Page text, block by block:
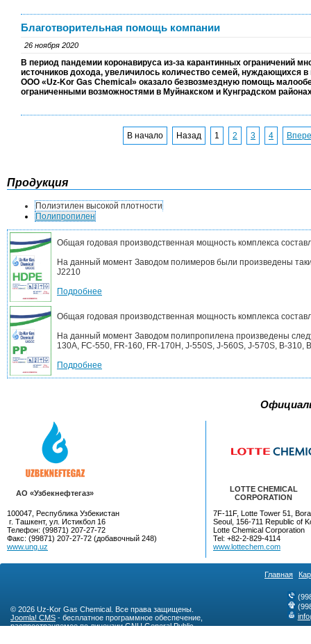
Благотворительная помощь компании
26 ноября 2020
В период пандемии коронавируса из-за карантинных ограничений
источников дохода, увеличилось количество семей, нуждающихся
ООО «Uz-Kor Gas Chemical » оказало безвозмездную помощь
ограниченными возможностями в Муйнакском и Кунградском
В начало Назад 1 2 3 4
Продукция
Полиэтилен высокой плотности
Полипропилен
Общая годовая производственная мощность комплекса
На данный момент Заводом полимеров были произведены
J2210
Подробнее
Общая годовая производственная мощность комплекса
На данный момент Заводом полипропилена произведены
130A, FC-550, FR-160, FR-170H, J-550S, J-560S, J-570S, B-
Подробнее
AO «Узбекнефтегаз»
LOTTE CHEMICAL
CORPORATION
100047, Республика Узбекистан
г. Ташкент, ул. Истикбол 16
Телефон: (99871) 207-27-72
Факс: (99871) 207-27-72 (добавочный 248)
www.ung.uz
7F-11F, Lotte Tower 51,
Seoul, 156-711 Republic of
Lotte Chemical Corporation
Tel: +82-2-829-4114
www.lottechem.com
Главная
© 2026 Uz-Kor Gas Chemical. Все права защищены.
Joomla! CMS - бесплатное программное обеспечение,
распространяемое по лицензииGNU General Public